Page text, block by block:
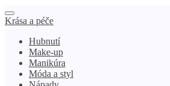
Krása a péče
Hubnutí
Make-up
Manikúra
Móda a styl